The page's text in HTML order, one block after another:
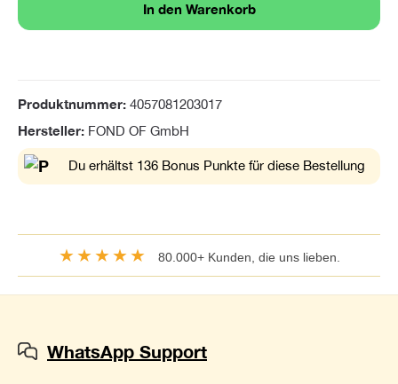
In den Warenkorb
Produktnummer: 4057081203017
Hersteller: FOND OF GmbH
Du erhältst 136 Bonus Punkte für diese Bestellung
★★★★★ 80.000+ Kunden, die uns lieben.
WhatsApp Support